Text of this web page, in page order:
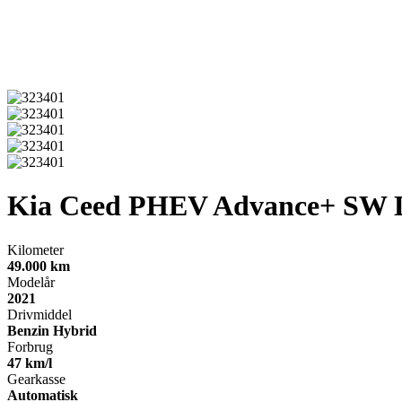
Kia Ceed PHEV Advance+ SW
Kilometer
49.000 km
Modelår
2021
Drivmiddel
Benzin Hybrid
Forbrug
47 km/l
Gearkasse
Automatisk